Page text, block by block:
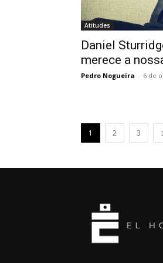
Atitudes
Daniel
merece a
Pedro Nogueira - 6 de
1 2 3